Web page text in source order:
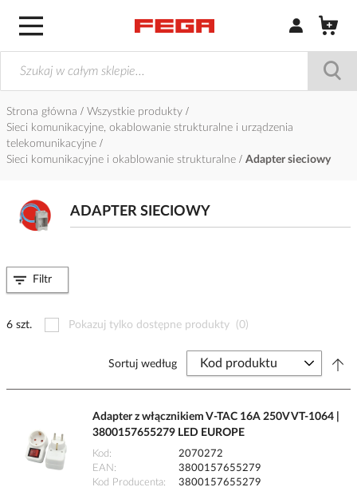
Zaloguj się /
Strona główna
Wszystkie produkty
Sieci komunikacyjne, okablowanie strukturalne i urządzenia
telekomunikacyjne
Sieci komunikacyjne i okablowanie strukturalne
Adapter sieciowy
ADAPTER SIECIOWY
6 szt. Pokazuj tylko dostępne produkty (0)
Sortuj według
Adapter z włącznikiem V-TAC 16A 250V VT-1064 |
3800157655279 LED EUROPE
Kod
2070272
EAN
3800157655279
Kod Producenta
3800157655279
Filtr